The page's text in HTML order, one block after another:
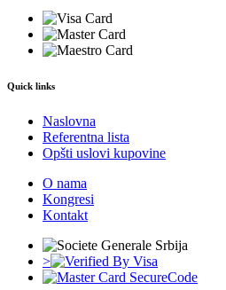
Quick links
Naslovna
Referentna lista
Opšti uslovi kupovine
O nama
Kongresi
Kontakt
>